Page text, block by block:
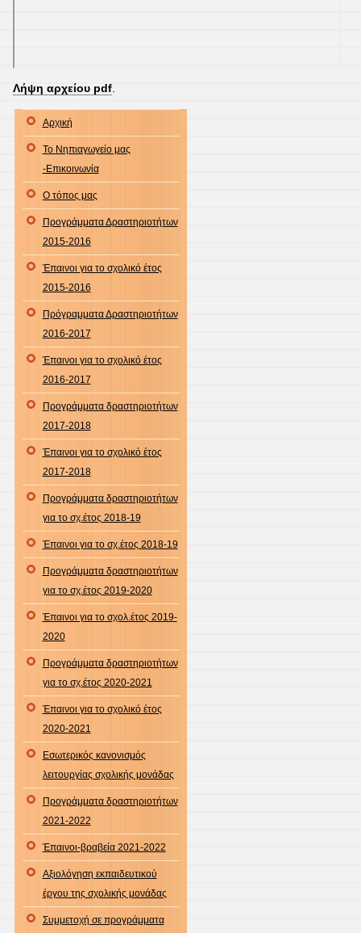
Λήψη αρχείου pdf
Αρχική
To Νηπιαγωγείο μας
-Επικοινωνία
Ο τόπος μας
Προγράμματα Δραστηριοτήτων
2015-2016
Έπαινοι για το σχολικό έτος
2015-2016
Πρόγραμματα Δραστηριοτήτων
2016-2017
Έπαινοι για το σχολικό έτος
2016-2017
Προγράμματα δραστηριοτήτων
2017-2018
Έπαινοι για το σχολικό έτος
2017-2018
Προγράμματα δραστηριοτήτων
για το σχ.έτος 2018-19
Έπαινοι για το σχ.έτος 2018-19
Προγράμματα δραστηριοτήτων
για το σχ.έτος 2019-2020
Έπαινοι για το σχολ.έτος 2019-
2020
Προγράμματα δραστηριοτήτων
για το σχ.έτος 2020-2021
Έπαινοι για το σχολικό έτος
2020-2021
Εσωτερικός κανονισμός
λειτουργίας σχολικής μονάδας
Προγράμματα δραστηριοτήτων
2021-2022
Έπαινοι-βραβεία 2021-2022
Αξιολόγηση εκπαιδευτικού
έργου της σχολικής μονάδας
Συμμετοχή σε προγράμματα